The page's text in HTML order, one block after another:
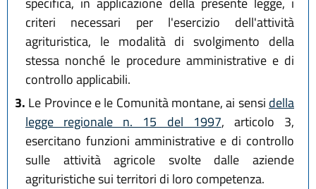
criteri necessari per l'esercizio dell'attività
agrituristica, le modalità di svolgimento della
stessa nonché le procedure amministrative e di
controllo applicabili.
3. Le Province e le Comunità montane, ai sensi della
legge regionale n. 15 del 1997, articolo 3,
esercitano funzioni amministrative e di controllo
sulle attività agricole svolte dalle aziende
agrituristiche sui territori di loro competenza.